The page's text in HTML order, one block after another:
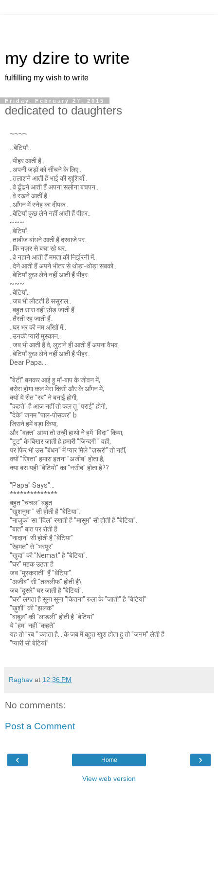
my dzire to write
fulfilling my wish to write
Friday, February 27, 2015
dedicated to daughters
~~~~
..बेटियाँ..
..पीहर आती है..
..अपनी जड़ों को सींचने के लिए..
..तलाशने आती हैं भाई की खुशियाँ..
..वे ढूँढने आती हैं अपना सलोना बचपन..
..वे रखने आतीं हैं..
..आँगन में स्नेह का दीपक..
..बेटियाँ कुछ लेने नहीं आती हैं पीहर..
~~~
..बेटियाँ..
..ताबीज बांधने आती हैं दरवाजे पर..
..कि नज़र से बचा रहे घर..
..वे नहाने आती हैं ममता की निर्झरनी में..
..देने आती हैं अपने भीतर से थोड़ा-थोड़ा सबको..
..बेटियाँ कुछ लेने नहीं आती हैं पीहर..
~~~
..बेटियाँ..
..जब भी लौटती हैं ससुराल..
..बहुत सारा वहीं छोड़ जाती हैं..
..तैरती रह जाती हैं..
..घर भर की नम आँखों में..
..उनकी प्यारी मुस्कान..
..जब भी आती हैं वे, लुटाने ही आती हैं अपना वैभव..
..बेटियाँ कुछ लेने नहीं आती हैं पीहर..
Dear Papa....
"बेटी" बनकर आई हु माँ-बाप के जीवन में,
बसेरा होगा कल मेरा किसी और के आँगन में,
क्यों ये रीत "रब" ने बनाई होगी,
"कहते" है आज नहीं तो कल तू "पराई" होगी,
"देके" जनम "पाल-पोसकर" b
जिसने हमें बड़ा किया,
और "वक़्त" आया तो उन्ही हाथो ने हमें "विदा" किया,
"टूट" के बिखर जाती हे हमारी "ज़िन्दगी " वही,
पर फिर भी उस "बंधन" में प्यार मिले "ज़रूरी" तो नहीं,
क्यों "रिश्ता" हमारा इतना "अजीब" होता है,
क्या बस यही "बेटियो" का "नसीब" होता हे??
"Papa" Says"...
**************
बहुत "चंचल" बहुत
"खुशनुमा " सी होती है "बेटिया".
"नाज़ुक" सा "दिल" रखती है "मासूम" सी होती है "बेटिया".
"बात" बात पर रोती है
"नादान" सी होती है "बेटिया".
"रेहमत" से "भरपूर"
"खुदा" की "Nemat" है "बेटिया".
"घर" महक उठता है
जब "मुस्कराती" हैं "बेटिया".
"अजीब" सी "तकलीफ" होती है\
जब "दूसरे" घर जाती है "बेटियां".
"घर" लगता है सूना सूना "कितना" रुला के "जाती" है "बेटियां"
"ख़ुशी" की "झलक"
"बाबुल" की "लाड़ली" होती है "बेटियां"
ये "हम" नहीं "कहते"
यह तो "रब " कहता है. . क़े जब मैं बहुत खुश होता हु तो "जनम" लेती है
"प्यारी सी बेटियां"
Raghav at 12:36 PM
No comments:
Post a Comment
‹ ›
Home
View web version